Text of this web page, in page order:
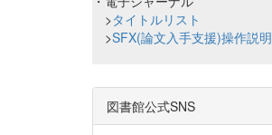
>タイトルリスト
>SFX(論文入手支援)操作説明
図書館公式SNS